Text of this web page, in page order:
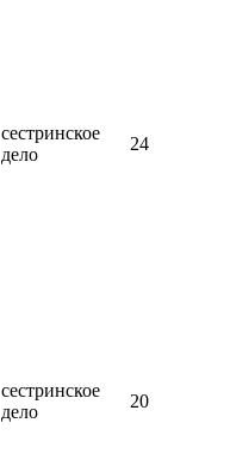
сестринское
дело
24
сестринское
дело
20